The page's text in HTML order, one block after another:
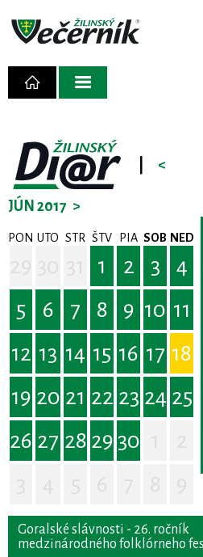
<
JÚN 2017 >
PON UTO STR ŠTV PIA SOB NED
1 2 3
4
5
6 7 8 9 10 11
12 13 14 15 16 17 18
19 20 21 22 23 24 25
26 27 28 29 30
Goralské slávnosti - 26. ročník
medzinárodného folklórneho